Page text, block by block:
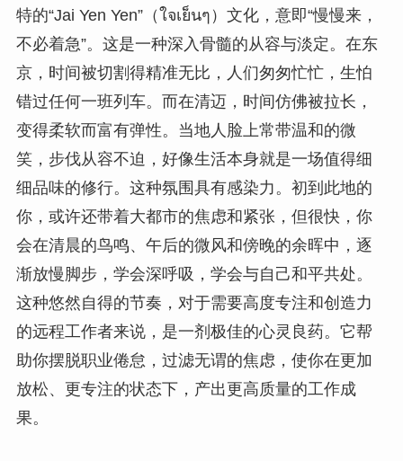
特的“Jai Yen Yen”（ใจเย็นๆ）文化，意即“慢慢来，
不必着急”。这是一种深入骨髓的从容与淡定。在东
京，时间被切割得精准无比，人们匆匆忙忙，生怕
错过任何一班列车。而在清迈，时间仿佛被拉长，
变得柔软而富有弹性。当地人脸上常带温和的微
笑，步伐从容不迫，好像生活本身就是一场值得细
细品味的修行。这种氛围具有感染力。初到此地的
你，或许还带着大都市的焦虑和紧张，但很快，你
会在清晨的鸟鸣、午后的微风和傍晚的余晖中，逐
渐放慢脚步，学会深呼吸，学会与自己和平共处。
这种悠然自得的节奏，对于需要高度专注和创造力
的远程工作者来说，是一剂极佳的心灵良药。它帮
助你摆脱职业倦怠，过滤无谓的焦虑，使你在更加
放松、更专注的状态下，产出更高质量的工作成
果。